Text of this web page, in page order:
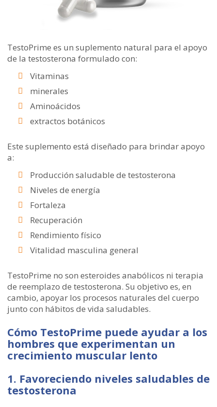
TestoPrime es un suplemento natural para el apoyo
de la testosterona formulado con:
Vitaminas
minerales
Aminoácidos
extractos botánicos
Este suplemento está diseñado para brindar apoyo
a:
Producción saludable de testosterona
Niveles de energía
Fortaleza
Recuperación
Rendimiento físico
Vitalidad masculina general
TestoPrime no son esteroides anabólicos ni terapia
de reemplazo de testosterona. Su objetivo es, en
cambio, apoyar los procesos naturales del cuerpo
junto con hábitos de vida saludables.
Cómo TestoPrime puede ayudar a los
hombres que experimentan un
crecimiento muscular lento
1. Favoreciendo niveles saludables de
testosterona